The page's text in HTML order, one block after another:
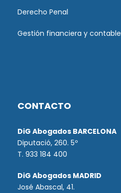
Derecho Penal
Gestión financiera y contable
CONTACTO
DiG Abogados BARCELONA
Diputació, 260. 5º
T. 933 184 400
DiG Abogados MADRID
José Abascal, 41.